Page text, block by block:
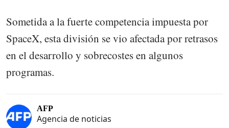
Sometida a la fuerte competencia impuesta por
SpaceX, esta división se vio afectada por retrasos
en el desarrollo y sobrecostes en algunos
programas.
AFP
Agencia de noticias